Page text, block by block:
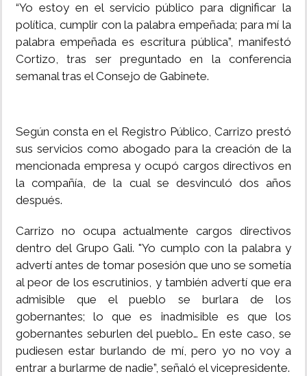
“Yo estoy en el servicio público para dignificar la
política, cumplir con la palabra empeñada; para mí la
palabra empeñada es escritura pública”, manifestó
Cortizo, tras ser preguntado en la conferencia
semanal tras el Consejo de Gabinete.
Según consta en el Registro Público, Carrizo prestó
sus servicios como abogado para la creación de la
mencionada empresa y ocupó cargos directivos en
la compañía, de la cual se desvinculó dos años
después.
Carrizo no ocupa actualmente cargos directivos
dentro del Grupo Gali. "Yo cumplo con la palabra y
advertí antes de tomar posesión que uno se sometía
al peor de los escrutinios, y también advertí que era
admisible que el pueblo se burlara de los
gobernantes; lo que es inadmisible es que los
gobernantes seburlen del pueblo… En este caso, se
pudiesen estar burlando de mí, pero yo no voy a
entrar a burlarme de nadie”, señaló el vicepresidente.